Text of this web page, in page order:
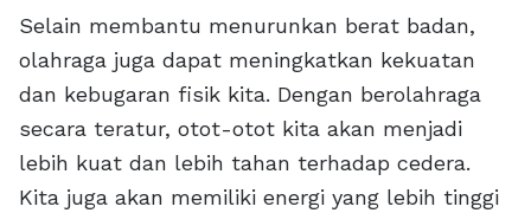
Selain membantu menurunkan berat badan,
olahraga juga dapat meningkatkan kekuatan
dan kebugaran fisik kita. Dengan berolahraga
secara teratur, otot-otot kita akan menjadi
lebih kuat dan lebih tahan terhadap cedera.
Kita juga akan memiliki energi yang lebih tinggi